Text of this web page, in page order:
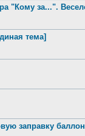
"Кому за...".
тема]
заправку